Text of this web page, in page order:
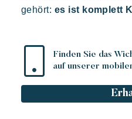
Finden Sie das
auf unserer
gehört: es ist komplett